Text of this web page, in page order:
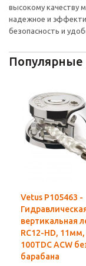
высокому качеству
надежное и
безопасность и
Популярные
Vetus P105463 -
вертикальная
RC12-HD, 11мм,
100TDC ACW
барабана